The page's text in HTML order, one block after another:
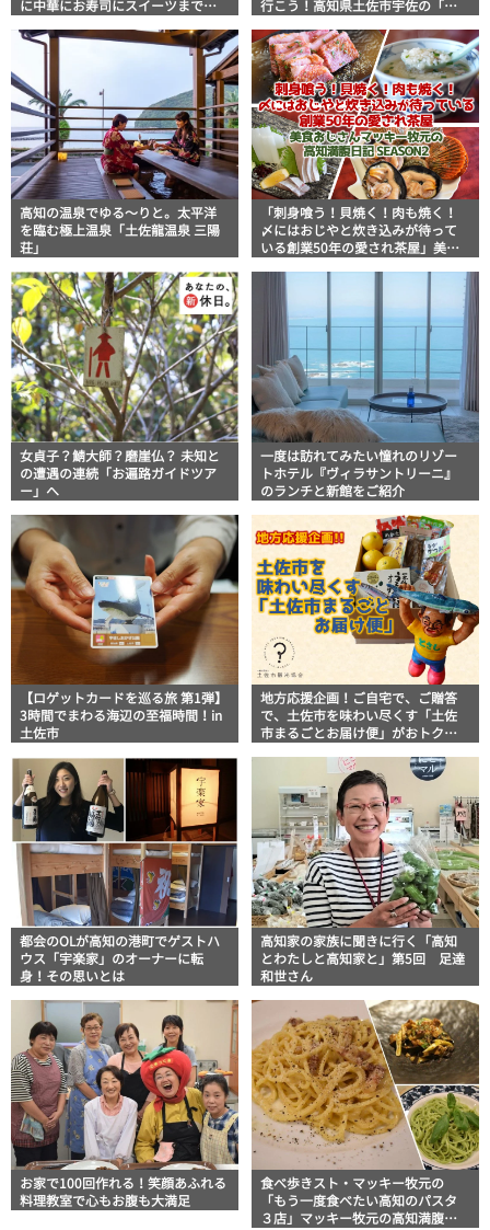
に中華にお寿司にスイーツまで！
グルメ】
行こう！高知県土佐市宇佐の「ホ
高知の温泉でゆる～りと。太平洋
を臨む極上温泉「土佐龍温泉 三陽
荘」
「刺身喰う！貝焼く！肉も焼く！
〆にはおじやと炊き込みが待って
いる創業50年の愛され茶屋」美食
女貞子？鯖大師？磨崖仏？ 未知と
の遭遇の連続「お遍路ガイドツア
ー」へ
一度は訪れてみたい憧れのリゾー
トホテル『ヴィラサントリーニ』
のランチと新館をご紹介
【ロゲットカードを巡る旅 第1弾】
3時間でまわる海辺の至福時間！in
土佐市
地方応援企画！ご自宅で、ご贈答
で、土佐市を味わい尽くす「土佐
市まるごとお届け便」がおトクで
都会のOLが高知の港町でゲストハ
ウス「宇楽家」のオーナーに転
身！その思いとは
高知家の家族に聞きに行く「高知
とわたしと高知家と」第5回 足達
和世さん
お家で100回作れる！笑顔あふれる
料理教室で心もお腹も大満足
食べ歩きスト・マッキー牧元の
「もう一度食べたい高知のパスタ
３店」マッキー牧元の高知満腹日